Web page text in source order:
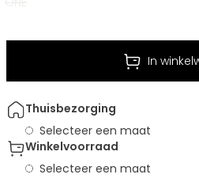
In
Thuisbezorging
Selecteer een maat
Winkelvoorraad
Selecteer een maat